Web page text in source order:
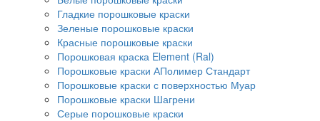
Гладкие порошковые краски
Зеленые порошковые краски
Красные порошковые краски
Порошковая краска Element (Ral)
Порошковые краски АПолимер Стандарт
Порошковые краски с поверхностью Муар
Порошковые краски Шагрени
Серые порошковые краски